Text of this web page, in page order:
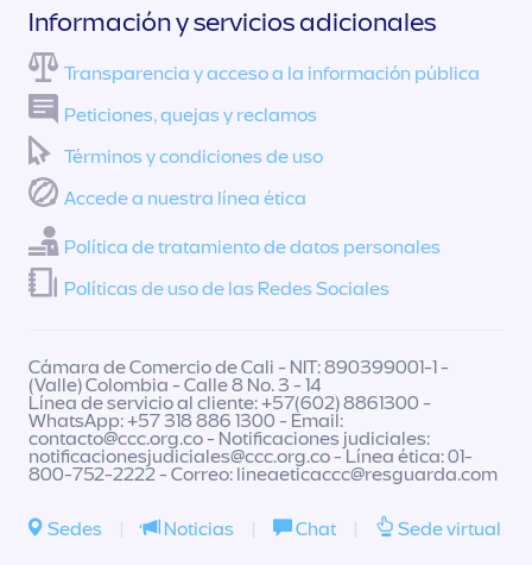
Información y servicios adicionales
Transparencia y acceso a la información pública
Peticiones, quejas y reclamos
Términos y condiciones de uso
Accede a nuestra línea ética
Política de tratamiento de datos personales
Políticas de uso de las Redes Sociales
Cámara de Comercio de Cali - NIT: 890399001-1 -
(Valle) Colombia - Calle 8 No. 3 - 14
Línea de servicio al cliente: +57(602) 8861300 -
WhatsApp: +57 318 886 1300 - Email:
contacto@ccc.org.co- Notificaciones judiciales:
notificacionesjudiciales@ccc.org.co- Línea ética: 01-
800-752-2222 - Correo: lineaeticaccc@resguarda.com
Sedes | Noticias | Chat | Sede virtual